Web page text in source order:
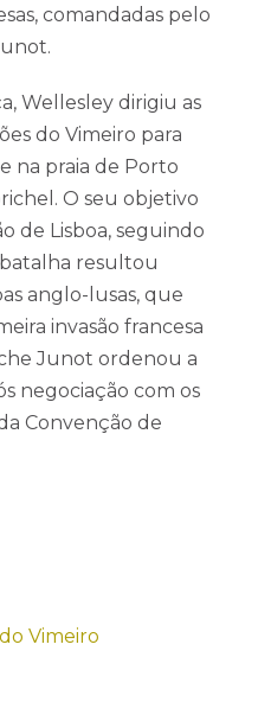
comandadas pelo
Wellesley dirigiu as
do Vimeiro para
na praia de Porto
O seu objetivo
de Lisboa, seguindo
resultou
anglo-lusas, que
invasão francesa
Junot ordenou a
negociação com os
Convenção de